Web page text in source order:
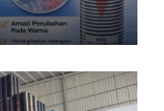
Kemasan
Seal